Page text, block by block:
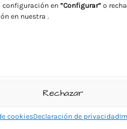
configuración en “Configurar” o
en nuestra .
Rechazar
cookiesDeclaración de privacidad